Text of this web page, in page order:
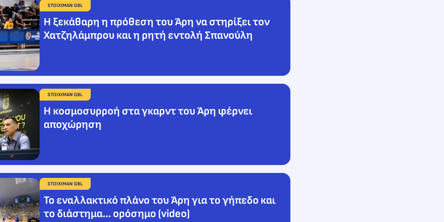
STOIXIMAN GBL
Η ξεκάθαρη η πρόθεση του Άρη να στηρίξει τον
Χατζηλάμπρου και η ρητή εντολή Σπανούλη
STOIXIMAN GBL
Η κοσμοσυρροή στα γκαρντ του Άρη φέρνει
αποχώρηση
STOIXIMAN GBL
Το εναλλακτικό πλάνο του Άρη για το γήπεδο και
το διάστημα… ορόσημο (video)